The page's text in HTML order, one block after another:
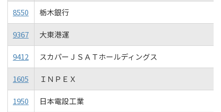
8550 栃木銀行
9367 大東港運
9412 スカパーＪＳＡＴホールディングス
1605 ＩＮＰＥＸ
1950 日本電設工業